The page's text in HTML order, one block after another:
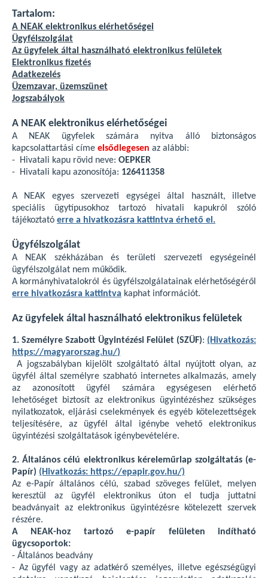
Tartalom:
A NEAK elektronikus elérhetőségei
Ügyfélszolgálat
Az ügyfelek által használható elektronikus felületek
Elektronikus fizetés
Adatkezelés
Üzemzavar, üzemszünet
Jogszabályok
A NEAK elektronikus elérhetőségei
A NEAK ügyfelek számára nyitva álló biztonságos
kapcsolattartási címe elsődlegesen az alábbi:
- Hivatali kapu rövid neve: OEPKER
- Hivatali kapu azonosítója: 126411358
A NEAK egyes szervezeti egységei által használt, illetve
speciális ügytípusokhoz tartozó hivatali kapukról szóló
tájékoztató erre a hivatkozásra kattintva érhető el.
Ügyfélszolgálat
A NEAK székházában és területi szervezeti egységeinél
ügyfélszolgálat nem működik.
A kormányhivatalokról és ügyfélszolgálatainak elérhetőségéről
erre hivatkozásra kattintva kaphat információt.
Az ügyfelek által használható elektronikus felületek
1. Személyre Szabott Ügyintézési Felület (SZÜF): (Hivatkozás:
https://magyarorszag.hu/)
A jogszabályban kijelölt szolgáltató által nyújtott olyan, az
ügyfél által személyre szabható internetes alkalmazás, amely
az azonosított ügyfél számára egységesen elérhető
lehetőséget biztosít az elektronikus ügyintézéshez szükséges
nyilatkozatok, eljárási cselekmények és egyéb kötelezettségek
teljesítésére, az ügyfél által igénybe vehető elektronikus
ügyintézési szolgáltatások igénybevételére.
2. Általános célú elektronikus kéreleműrlap szolgáltatás (e-
Papír) (Hivatkozás: https://epapir.gov.hu/)
Az e-Papír általános célú, szabad szöveges felület, melyen
keresztül az ügyfél elektronikus úton el tudja juttatni
beadványait az elektronikus ügyintézésre kötelezett szervek
részére.
A NEAK-hoz tartozó e-papír felületen indítható
ügycsoportok:
- Általános beadvány
- Az ügyfél vagy az adatkérő személyes, illetve egészségügyi